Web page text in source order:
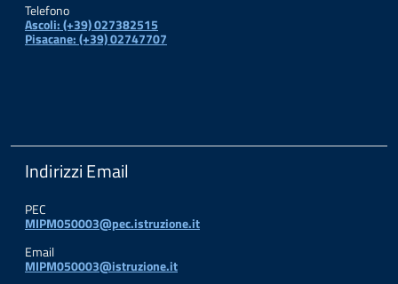
Telefono
Ascoli: (+39) 027382515
Pisacane: (+39) 02747707
Indirizzi Email
PEC
MIPM050003@pec.istruzione.it
Email
MIPM050003@istruzione.it